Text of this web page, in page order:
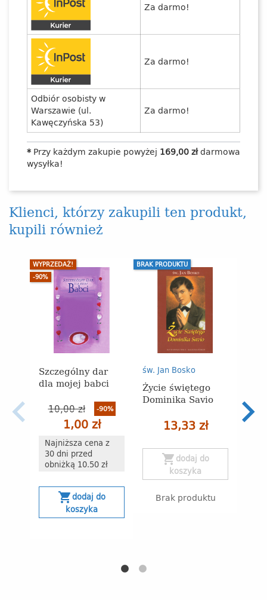
Za darmo!
Za darmo!
Odbiór osobisty w
Warszawie (ul.
Kawęczyńska 53)
Za darmo!
* Przy każdym zakupie powyżej 169,00 złdarmowa
wysyłka!
Klienci, którzy zakupili ten produkt,
kupili również
Szczególny dar
dla mojej babci
10,00 zł -90%
1,00 zł
Najniższa cena z
30 dni przed
obniżką 10.50 zł
WYPRZEDAŻ!
-90%
shopping_cartdodaj do
koszyka
św. Jan Bosko
Życie świętego
Dominika Savio
13,33 zł
BRAK PRODUKTU
shopping_cart dodaj do
koszyka
Brak produktu
się